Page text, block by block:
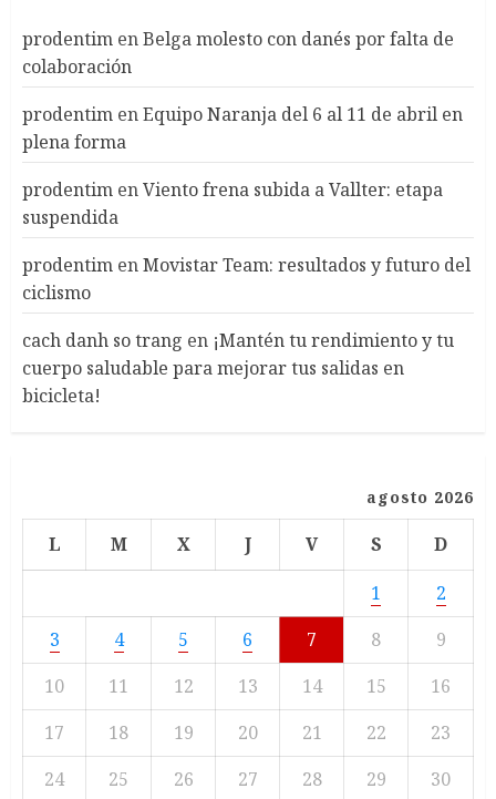
prodentim enBelga molesto con danés por falta de
colaboración
prodentim enEquipo Naranja del 6 al 11 de abril en
plena forma
prodentim enViento frena subida a Vallter: etapa
suspendida
prodentim enMovistar Team: resultados y futuro del
ciclismo
cach danh so trang en ¡Mantén tu rendimiento y tu
cuerpo saludable para mejorar tus salidas en
bicicleta!
agosto 2026
L M X J V S
D
1
2
3
4 5 6 7 8
9
10
11 12 13 14 15
16
17
18 19 20 21 22
23
24
25 26 27 28 29
30